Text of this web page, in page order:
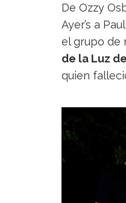
De Ozzy
Ayer’s a
el grupo de
de la Luz
quien